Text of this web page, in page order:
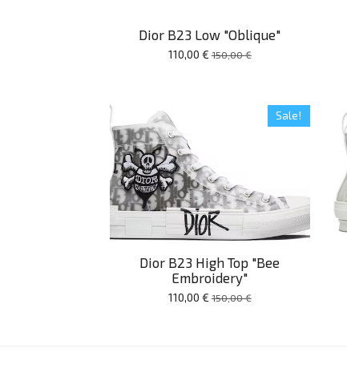
Dior B23 Low "Oblique"
110,00 € 150,00 €
Sale!
Dior B23 High Top "Bee
Embroidery"
110,00 € 150,00 €